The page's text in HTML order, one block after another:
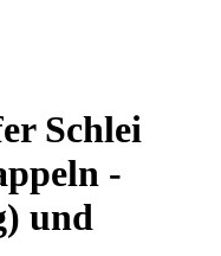
Schlei
-
und